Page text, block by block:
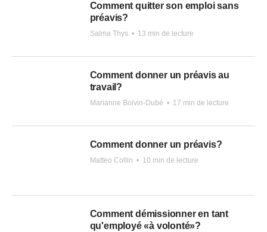
Comment quitter son emploi sans
préavis?
Salma Thys • 13 min de lecture
Comment donner un préavis au
travail?
Marianne Boivin-Dubé • 17 min de lecture
Comment donner un préavis?
Matteo Collin • 10 min de lecture
Comment démissionner en tant
qu'employé «à volonté»?